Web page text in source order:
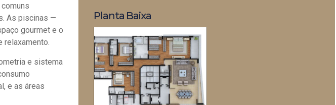
As piscinas —
gourmet e o
relaxamento.
e sistema
e as áreas
Planta Baixa